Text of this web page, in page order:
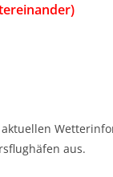
aktuellen
aus.